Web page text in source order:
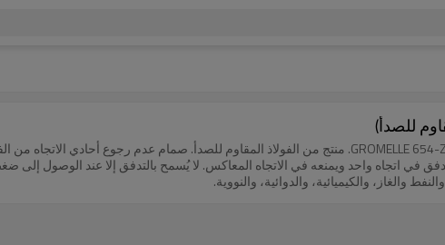
في اتجاه واحد ويمنعه في الاتجاه المعاكس. لا يُسمح بالتدفق إلا عند الوصول
والكيميائية، والدوائية، والنووية.